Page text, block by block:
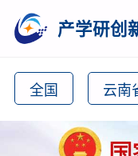
产学研创
全国 云南